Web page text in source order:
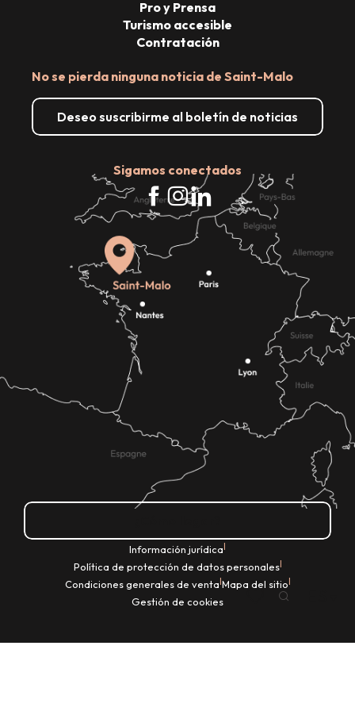
No se pierda ninguna noticia de Saint-Malo
Deseo suscribirme al boletín de noticias
Sigamos conectados
Pro y Prensa
Turismo accesible
Contratación
Información jurídica|
Política de protección de datos personales|
Condiciones generales de venta|Mapa del sitio|
Gestión de cookies